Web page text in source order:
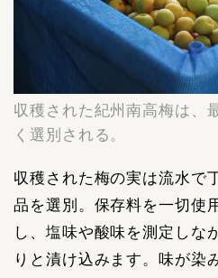
収穫された紀州南高梅は、
く選別される。
収穫された梅の実は流水で
品を選別。保存料を一切使
し、塩味や酸味を測定しな
りと漬け込みます。味が染